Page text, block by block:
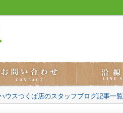
ウスつくば店のスタッフブログ記事一覧